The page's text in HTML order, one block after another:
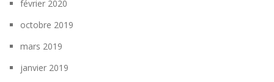
février 2020
octobre 2019
mars 2019
janvier 2019